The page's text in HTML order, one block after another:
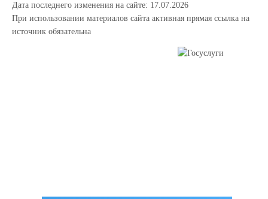
Дата последнего изменения на сайте: 17.07.2026
При использовании материалов сайта активная прямая ссылка на
источник обязательна